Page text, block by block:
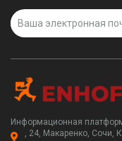
Информационная
, 24, Макаренко, Сочи,